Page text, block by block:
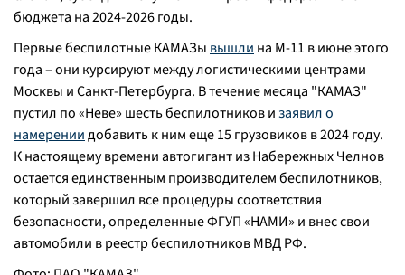
бюджета на 2024-2026 годы.
Первые беспилотные КАМАЗы вышли на М-11 в июне этого
года – они курсируют между логистическими центрами
Москвы и Санкт-Петербурга. В течение месяца "КАМАЗ"
пустил по «Неве» шесть беспилотников изаявил о
намерениидобавить к ним еще 15 грузовиков в 2024 году.
К настоящему времени автогигант из Набережных Челнов
остается единственным производителем беспилотников,
который завершил все процедуры соответствия
безопасности, определенные ФГУП «НАМИ» и внес свои
автомобили в реестр беспилотников МВД РФ.